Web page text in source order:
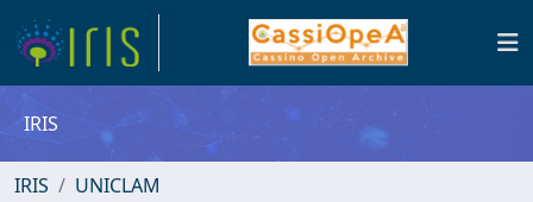
IRIS
IRIS
UNICLAM